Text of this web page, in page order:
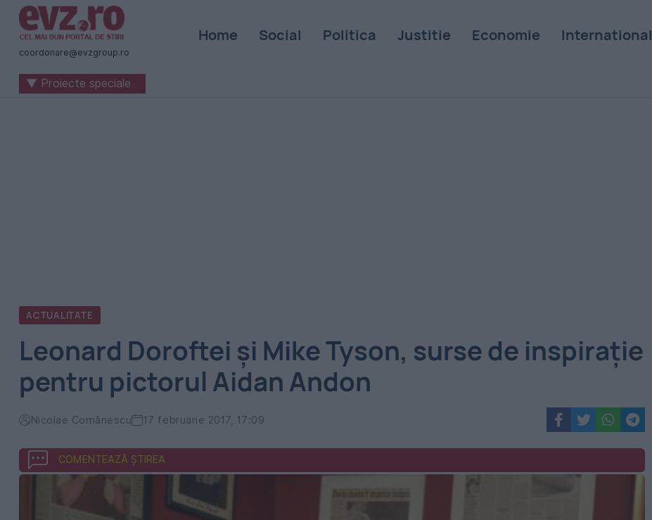
Știri
naționale
internaționale
coordonare@evzgroup.ro
Home Social Politica Justitie Economie International
▼ Proiecte speciale
ACTUALITATE
Leonard Doroftei și Mike Tyson, surse de inspirație
pentru pictorul Aidan Andon
Nicolae Comănescu 17 februarie 2017, 17:09
COMENTEAZĂ ȘTIREA